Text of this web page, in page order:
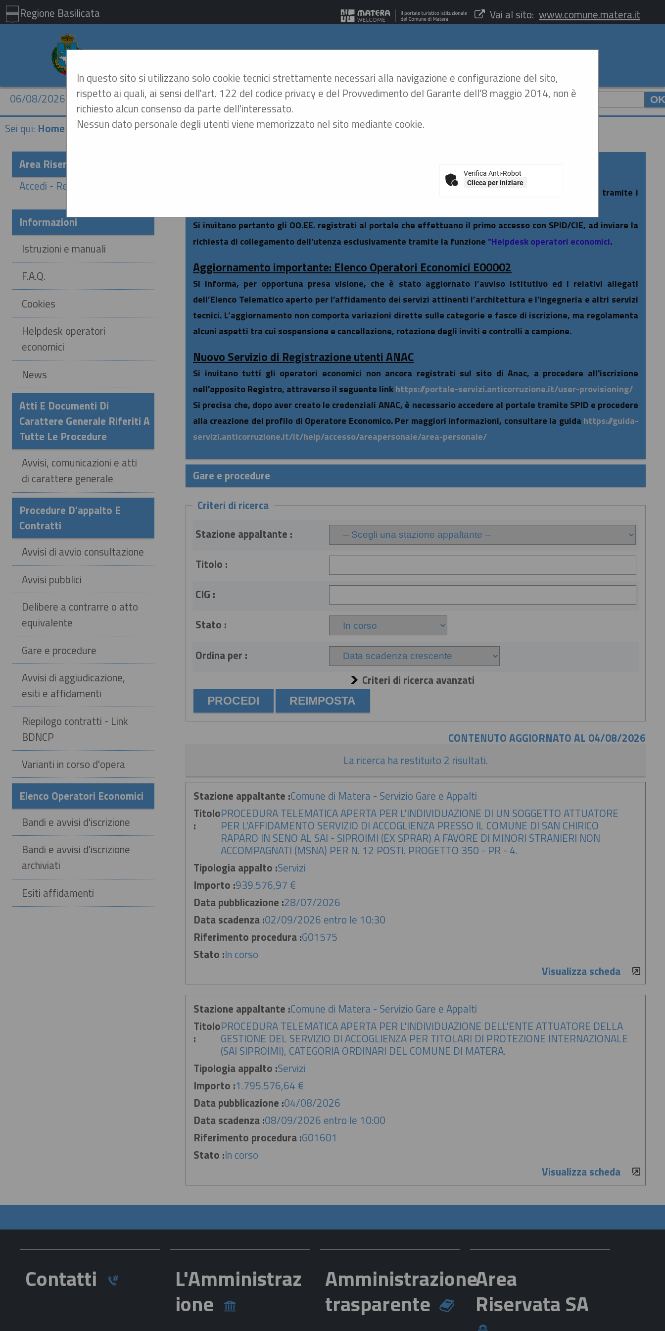
Regione Basilicata Vai al sito: www.comune.matera.it
Comune di Matera - Gare Telematiche
06/08/2026 20:52 CERCA :
A A GRAFICATESTO ALTO CONTRASTO
Sei qui: Home
In questo sito si utilizzano solo cookie tecnici strettamente necessari alla navigazione e configurazione del sito,
rispetto ai quali, ai sensi dell'art. 122 del codice privacy e del Provvedimento del Garante dell'8 maggio 2014, non è
richiesto alcun consenso da parte dell'interessato.
Nessun dato personale degli utenti viene memorizzato nel sito mediante cookie.
Verifica Anti-Robot
Clicca per iniziare
Area Riservata
Accedi - Registrati
Informazioni
Istruzioni e manuali
F.A.Q.
Cookies
Helpdesk operatori
economici
News
Atti E Documenti Di
Carattere Generale Riferiti A
Tutte Le Procedure
Avvisi, comunicazioni e atti
di carattere generale
Procedure D'appalto E
Contratti
Avvisi di avvio consultazione
Avvisi pubblici
Delibere a contrarre o atto
equivalente
Gare e procedure
Avvisi di aggiudicazione,
esiti e affidamenti
Riepilogo contratti - Link
BDNCP
Varianti in corso d'opera
Elenco Operatori Economici
Bandi e avvisi d'iscrizione
Bandi e avvisi d'iscrizione
archiviati
Esiti affidamenti
In ottemperanza alle normative vigenti AgID, l'accesso al portale gare è consentito esclusivamente tramite i
Si invitano pertanto gli OO.EE. registrati al portale che effettuano il primo accesso con SPID/CIE, ad inviare la
richiesta di collegamento dell'utenza esclusivamente tramite la funzione "Helpdesk operatori economici.
Aggiornamento importante: Elenco Operatori Economici E00002
Si informa, per opportuna presa visione, che è stato aggiornato l’avviso istitutivo ed i relativi allegati
dell’Elenco Telematico aperto per l'affidamento dei servizi attinenti l’architettura e l'ingegneria e altri servizi
tecnici. L’aggiornamento non comporta variazioni dirette sulle categorie e fasce di iscrizione, ma regolamenta
alcuni aspetti tra cui sospensione e cancellazione, rotazione degli inviti e controlli a campione.
Nuovo Servizio di Registrazione utenti ANAC
Si invitano tutti gli operatori economici non ancora registrati sul sito di Anac, a procedere all'iscrizione
nell'apposito Registro, attraverso il seguente linkhttps://portale-servizi.anticorruzione.it/user-provisioning/
Si precisa che, dopo aver creato le credenziali ANAC, è necessario accedere al portale tramite SPID e procedere
alla creazione del profilo di Operatore Economico. Per maggiori informazioni, consultare la guida https://guida-
servizi.anticorruzione.it/it/help/accesso/areapersonale/area-personale/
Gare e procedure
Criteri di ricerca
Stazione appaltante :
Titolo :
CIG :
Stato :
Ordina per :
Criteri di ricerca avanzati
CONTENUTO AGGIORNATO AL 04/08/2026
La ricerca ha restituito 2 risultati.
Stazione appaltante :Comune di Matera - Servizio Gare e Appalti
Titolo
:
PROCEDURA TELEMATICA APERTA PER L'INDIVIDUAZIONE DI UN SOGGETTO ATTUATORE
PER L'AFFIDAMENTO SERVIZIO DI ACCOGLIENZA PRESSO IL COMUNE DI SAN CHIRICO
RAPARO IN SENO AL SAI - SIPROIMI (EX SPRAR) A FAVORE DI MINORI STRANIERI NON
ACCOMPAGNATI (MSNA) PER N. 12 POSTI. PROGETTO 350 - PR - 4.
Tipologia appalto :Servizi
Importo :939.576,97 €
Data pubblicazione :28/07/2026
Data scadenza :02/09/2026 entro le 10:30
Riferimento procedura :G01575
Stato :In corso
Visualizza scheda
Stazione appaltante :Comune di Matera - Servizio Gare e Appalti
Titolo
:
PROCEDURA TELEMATICA APERTA PER L'INDIVIDUAZIONE DELL'ENTE ATTUATORE DELLA
GESTIONE DEL SERVIZIO DI ACCOGLIENZA PER TITOLARI DI PROTEZIONE INTERNAZIONALE
(SAI SIPROIMI), CATEGORIA ORDINARI DEL COMUNE DI MATERA.
Tipologia appalto :Servizi
Importo :1.795.576,64 €
Data pubblicazione :04/08/2026
Data scadenza :08/09/2026 entro le 10:00
Riferimento procedura :G01601
Stato :In corso
Visualizza scheda
Contatti
L'Amministraz
ione
Amministrazione
trasparente
Area
Riservata SA